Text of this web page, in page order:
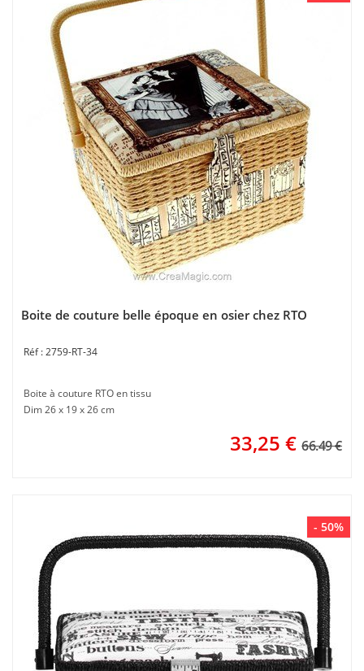
Boite de couture belle époque en osier chez RTO
2759-RT-34
Boite à couture RTO en tissu
Dim 26 x 19 x 26 cm
33,25 € 66.49 €
- 50%